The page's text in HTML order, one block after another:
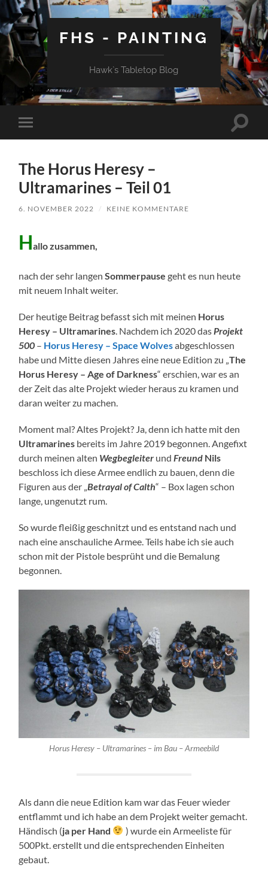
FHS - PAINTING
Hawk`s Tabletop Blog
Mobile-
Menü
The Horus Heresy –
Ultramarines – Teil 01
6. NOVEMBER 2022 / KEINE KOMMENTARE
Hallo zusammen,
nach der sehr langenSommerpause geht es nun heute
mit neuem Inhalt weiter.
Der heutige Beitrag befasst sich mit meinen Horus
Heresy – Ultramarines . Nachdem ich 2020 das Projekt
500 – Horus Heresy – Space Wolvesabgeschlossen
habe und Mitte diesen Jahres eine neue Edition zu „The
Horus Heresy – Age of Darkness“ erschien, war es an
der Zeit das alte Projekt wieder heraus zu kramen und
daran weiter zu machen.
Moment mal? Altes Projekt? Ja, denn ich hatte mit den
Ultramarines bereits im Jahre 2019 begonnen. Angefixt
durch meinen alten Wegbegleiter und Freund Nils
beschloss ich diese Armee endlich zu bauen, denn die
Figuren aus der „ Betrayal of Calth“ – Box lagen schon
lange, ungenutzt rum.
So wurde fleißig geschnitzt und es entstand nach und
nach eine anschauliche Armee. Teils habe ich sie auch
schon mit der Pistole besprüht und die Bemalung
begonnen.
Horus Heresy – Ultramarines – im Bau – Armeebild
Als dann die neue Edition kam war das Feuer wieder
entflammt und ich habe an dem Projekt weiter gemacht.
Händisch (ja per Hand
) wurde ein Armeeliste für
500Pkt. erstellt und die entsprechenden Einheiten
gebaut.